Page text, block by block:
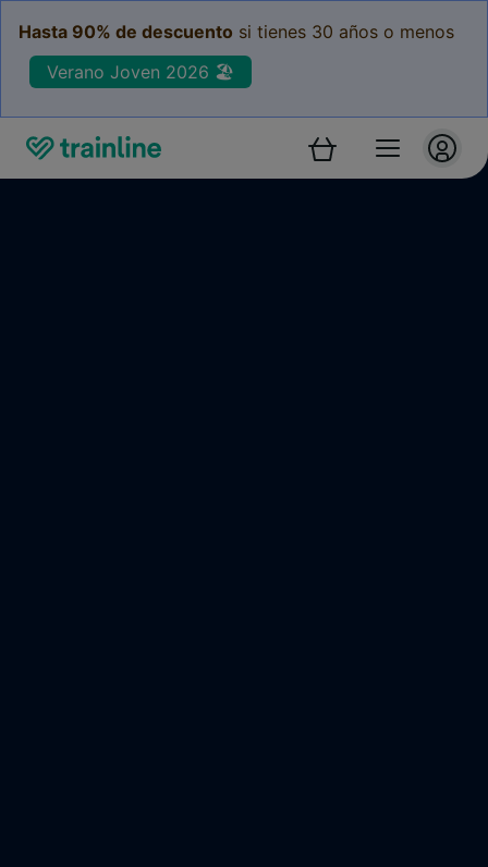
Hasta 90% de descuento si tienes 30 años o menos
Verano Joven 2026 🏖️